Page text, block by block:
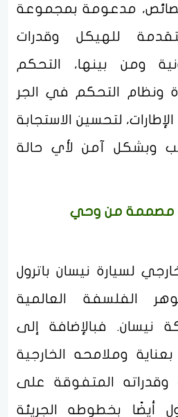
مدعومة بمجموعة
للهيكل وقدرات
ومن بينها، التحكم
ونظام التحكم في الجر
لتحسين الاستجابة
وبشكل آمن لأي حالة
مصممة من وحي
لسيارة نيسان باترول
الفلسفة العالمية
نيسان. فبالإضافة إلى
وملامحه الخارجية
وقدراته المتفوقة على
أيضًا بخطوطه الجريئة